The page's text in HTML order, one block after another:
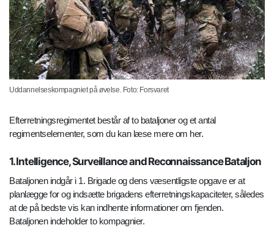
Uddannelseskompagniet på øvelse. Foto: Forsvaret
Efterretningsregimentet består af to bataljoner og et antal
regimentselementer, som du kan læse mere om her.
1. Intelligence, Surveillance and Reconnaissance Bataljon
Bataljonen indgår i 1. Brigade og dens væsentligste opgave er at
planlægge for og indsætte brigadens efterretningskapaciteter, således
at de på bedste vis kan indhente informationer om fjenden.
Bataljonen indeholder to kompagnier.